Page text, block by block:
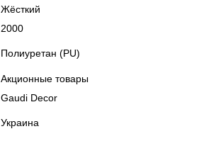
Жёсткий
2000
Полиуретан (PU)
Акционные товары
Gaudi Decor
Украина